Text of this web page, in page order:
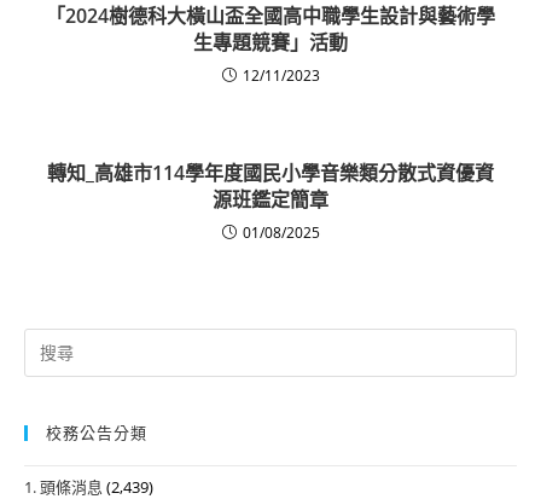
「2024樹德科大橫山盃全國高中職學生設計與藝術學
生專題競賽」活動
12/11/2023
轉知_高雄市114學年度國民小學音樂類分散式資優資
源班鑑定簡章
01/08/2025
Search
for:
校務公告分類
1. 頭條消息 (2,439)